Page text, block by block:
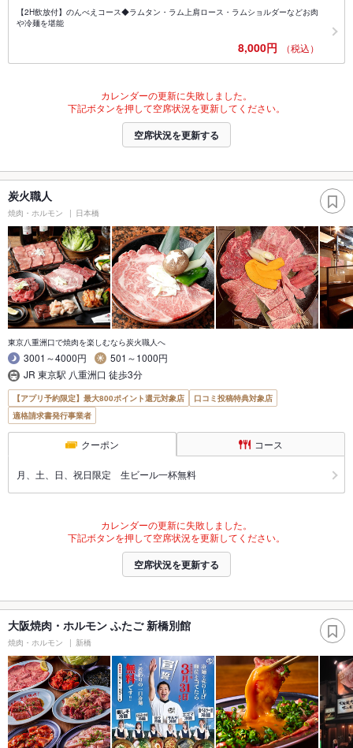
【2H飲放付】のんべえコース◆ラムタン・ラム上肩ロース・ラムショルダーなどお肉
や冷麺を堪能
8,000円 （税込）
カレンダーの更新に失敗しました。
下記ボタンを押して空席状況を更新してください。
空席状況を更新する
炭火職人
焼肉・ホルモン 日本橋
東京八重洲口で焼肉を楽しむなら炭火職人へ
3001～4000円
501～1000円
JR 東京駅 八重洲口 徒歩3分
【アプリ予約限定】最大800ポイント還元対象店
口コミ投稿特典対象店
適格請求書発行事業者
クーポン コース
月、土、日、祝日限定 生ビール一杯無料
カレンダーの更新に失敗しました。
下記ボタンを押して空席状況を更新してください。
空席状況を更新する
大阪焼肉・ホルモン ふたご 新橋別館
焼肉・ホルモン 新橋